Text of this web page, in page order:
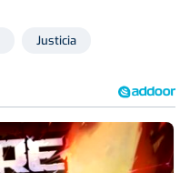
Justicia